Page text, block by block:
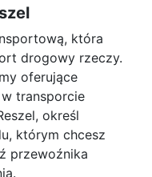
która
drogowy rzeczy.
oferujące
transporcie
określ
którym chcesz
przewoźnika